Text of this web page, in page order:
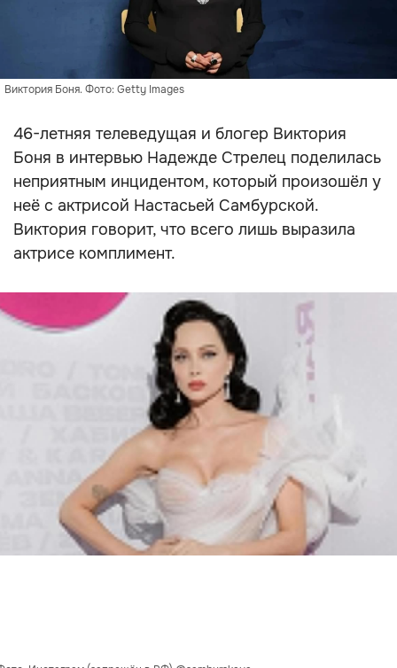
Виктория Боня. Фото: Getty Images
46-летняя телеведущая и блогер Виктория
Боня в интервью Надежде Стрелец поделилась
неприятным инцидентом, который произошёл у
неё с актрисой Настасьей Самбурской.
Виктория говорит, что всего лишь выразила
актрисе комплимент.